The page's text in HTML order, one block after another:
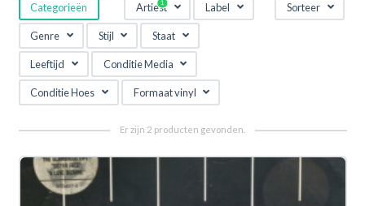
Categorieën Artiest Label
Genre Stijl Staat
Leeftijd Conditie Media
Conditie Hoes Formaat vinyl
Sorteer